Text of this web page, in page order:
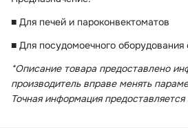
■ Для печей и пароконвектоматов
■ Для посудомоечного оборудования
*Описание товара предоставлено
производитель вправе менять
Точная информация предоставляется